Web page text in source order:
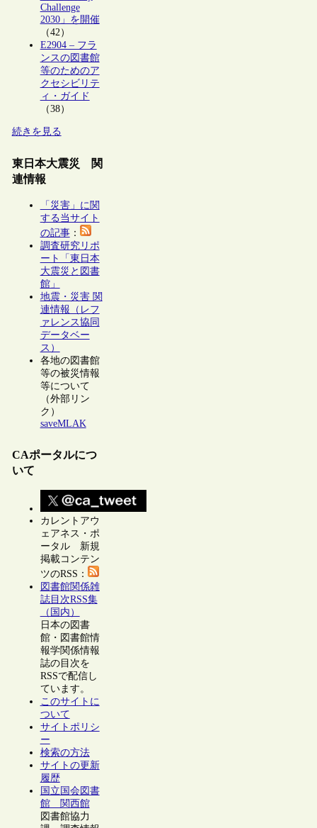
Challenge
2030」を開催
（42）
E2904 – フラ
ンスの図書館
等のためのア
クセシビリテ
ィ・ガイド
（38）
続きを見る
東日本大震災 関
連情報
「災害」に関
する当サイト
の記事：
調査研究リポ
ート「東日本
大震災と図書
館」
地震・災害 関
連情報（レフ
ァレンス協同
データベー
ス）
各地の図書館
等の被災情報
等について
（外部リン
ク）
saveMLAK
CAポータルにつ
いて
カレントアウ
ェアネス・ポ
ータル 新規
掲載コンテン
ツのRSS：
図書館関係雑
誌目次RSS集
（国内）
日本の図書
館・図書館情
報学関係情報
誌の目次を
RSSで配信し
ています。
このサイトに
ついて
サイトポリシ
ー
検索の方法
サイトの更新
履歴
国立国会図書
館 関西館
図書館協力